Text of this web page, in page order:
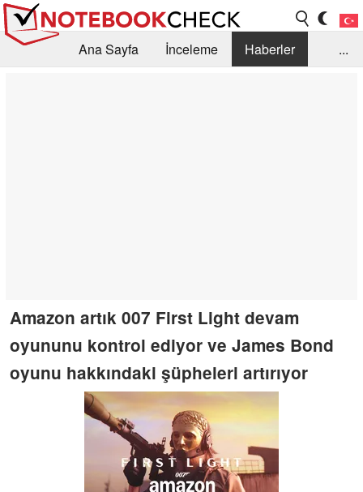
Ana Sayfa İnceleme
Haberler
...
Amazon artık 007 First Light devam
oyununu kontrol ediyor ve James Bond
oyunu hakkındaki şüpheleri artırıyor